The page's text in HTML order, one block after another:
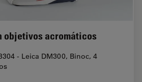
objetivos acromáticos
- Leica DM300, Binoc, 4